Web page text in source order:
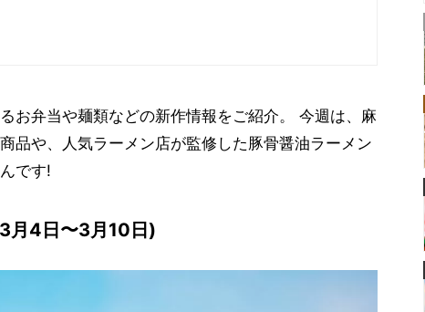
お弁当や麺類などの新作情報をご紹介。 今週は、麻
品や、人気ラーメン店が監修した豚骨醤油ラーメン
です!
月4日〜3月10日)